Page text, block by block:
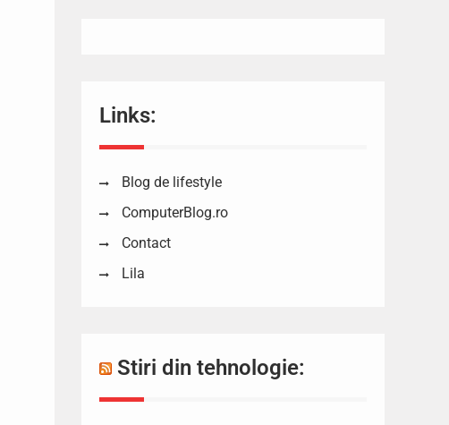
Links:
Blog de lifestyle
ComputerBlog.ro
Contact
Lila
Stiri din tehnologie: